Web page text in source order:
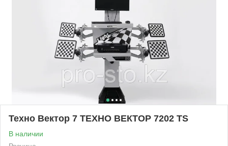
Техно Вектор 7 ТЕХНО ВЕКТОР 7202 TS
В наличии